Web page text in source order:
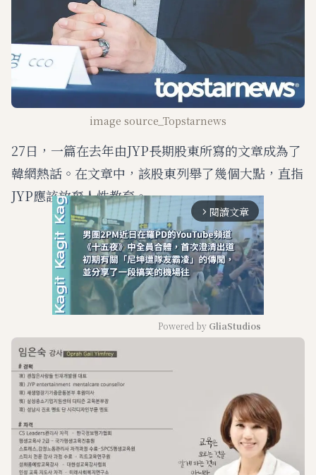
image source_Topstarnews
27日，一篇在去年由JYP長期股東所寫的文章成為了
韓網熱話。在文章中，該股東列舉了幾個大點，直指
JYP應該放棄人性教育。
arrow_forward_ios 閱讀文章
Powered by GliaStudios